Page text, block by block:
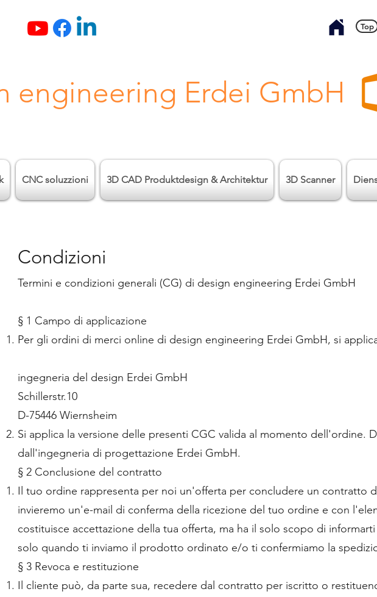
Top
engineering Erdei GmbH
CNC soluzzioni 3D CAD Produktdesign & Architektur 3D Scanner
Condizioni
Termini e condizioni generali (CG) di design engineering Erdei GmbH
§ 1 Campo di applicazione
Per gli ordini di merci online di design engineering Erdei GmbH, si
ingegneria del design Erdei GmbH
Schillerstr.10
D-75446 Wiernsheim
Si applica la versione delle presenti CGC valida al momento
dall'ingegneria di progettazione Erdei GmbH.
§ 2 Conclusione del contratto
Il tuo ordine rappresenta per noi un'offerta per concludere un contratto
invieremo un'e-mail di conferma della ricezione del tuo ordine e con
costituisce accettazione della tua offerta, ma ha il solo scopo di
solo quando ti inviamo il prodotto ordinato e/o ti confermiamo la
§ 3 Revoca e restituzione
Il cliente può, da parte sua, recedere dal contratto per iscritto o